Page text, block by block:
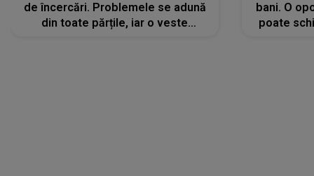
de încercări. Problemele se adună
din toate părțile, iar o veste
bani. O
poate